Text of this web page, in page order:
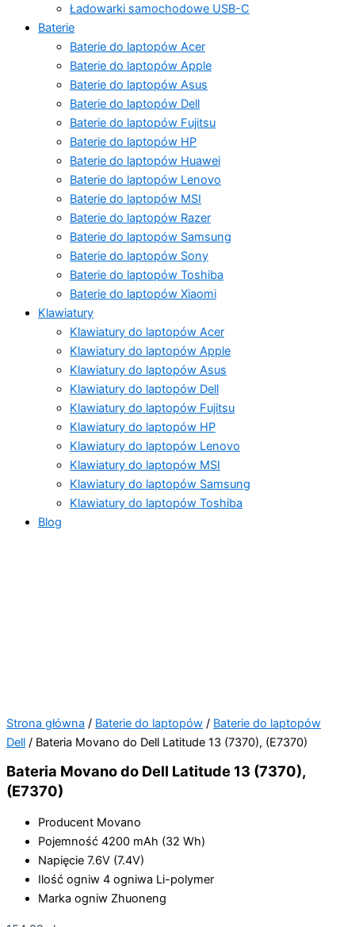
Ładowarki samochodowe USB-C
Baterie
Baterie do laptopów Acer
Baterie do laptopów Apple
Baterie do laptopów Asus
Baterie do laptopów Dell
Baterie do laptopów Fujitsu
Baterie do laptopów HP
Baterie do laptopów Huawei
Baterie do laptopów Lenovo
Baterie do laptopów MSI
Baterie do laptopów Razer
Baterie do laptopów Samsung
Baterie do laptopów Sony
Baterie do laptopów Toshiba
Baterie do laptopów Xiaomi
Klawiatury
Klawiatury do laptopów Acer
Klawiatury do laptopów Apple
Klawiatury do laptopów Asus
Klawiatury do laptopów Dell
Klawiatury do laptopów Fujitsu
Klawiatury do laptopów HP
Klawiatury do laptopów Lenovo
Klawiatury do laptopów MSI
Klawiatury do laptopów Samsung
Klawiatury do laptopów Toshiba
Blog
Strona główna / Baterie do laptopów / Baterie do laptopów
Dell / Bateria Movano do Dell Latitude 13 (7370), (E7370)
Bateria Movano do Dell Latitude 13 (7370),
(E7370)
Producent Movano
Pojemność 4200 mAh (32 Wh)
Napięcie 7.6V (7.4V)
Ilość ogniw 4 ogniwa Li-polymer
Marka ogniw Zhuoneng